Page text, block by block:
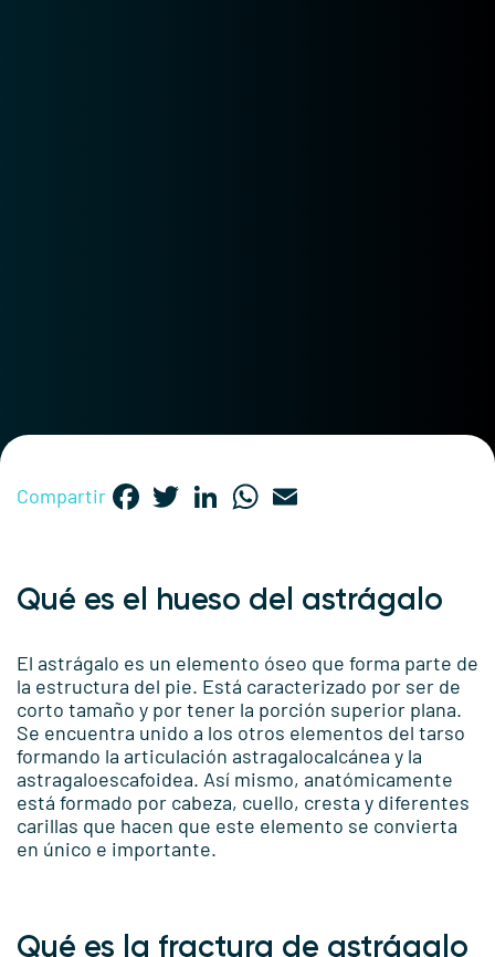
Compartir Facebook
TwitterLinkedInWhatsApp
Qué es el hueso del astrágalo
El astrágalo es un elemento óseo que forma parte de
la estructura del pie. Está caracterizado por ser de
corto tamaño y por tener la porción superior plana.
Se encuentra unido a los otros elementos del tarso
formando la articulación astragalocalcánea y la
astragaloescafoidea. Así mismo, anatómicamente
está formado por cabeza, cuello, cresta y diferentes
carillas que hacen que este elemento se convierta
en único e importante.
Qué es la fractura de astrágalo